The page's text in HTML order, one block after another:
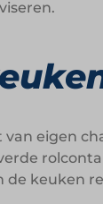
eigen
de keuken